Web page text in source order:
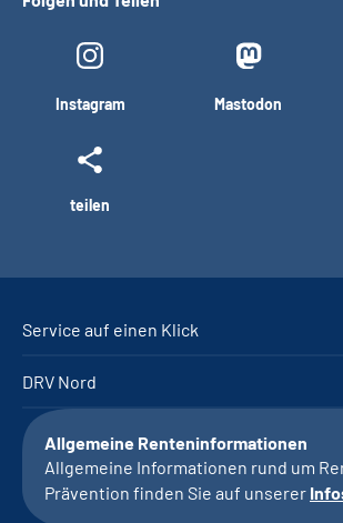
Instagram Mastodon
teilen
Service auf einen Klick
DRV Nord
Allgemeine Renteninformationen
Allgemeine Informationen rund um
Prävention finden Sie auf unserer